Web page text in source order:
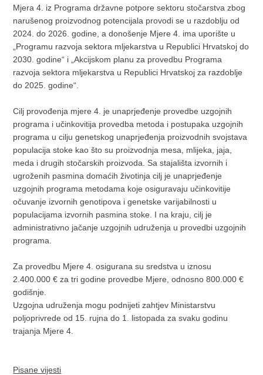
Mjera 4. iz Programa državne potpore sektoru stočarstva zbog
narušenog proizvodnog potencijala provodi se u razdoblju od
2024. do 2026. godine, a donošenje Mjere 4. ima uporište u
„Programu razvoja sektora mljekarstva u Republici Hrvatskoj do
2030. godine“ i „Akcijskom planu za provedbu Programa
razvoja sektora mljekarstva u Republici Hrvatskoj za razdoblje
do 2025. godine“.
Cilj provođenja mjere 4. je unaprjeđenje provedbe uzgojnih
programa i učinkovitija provedba metoda i postupaka uzgojnih
programa u cilju genetskog unaprjeđenja proizvodnih svojstava
populacija stoke kao što su proizvodnja mesa, mlijeka, jaja,
meda i drugih stočarskih proizvoda. Sa stajališta izvornih i
ugroženih pasmina domaćih životinja cilj je unaprjeđenje
uzgojnih programa metodama koje osiguravaju učinkovitije
očuvanje izvornih genotipova i genetske varijabilnosti u
populacijama izvornih pasmina stoke. I na kraju, cilj je
administrativno jačanje uzgojnih udruženja u provedbi uzgojnih
programa.
Za provedbu Mjere 4. osigurana su sredstva u iznosu
2.400.000 € za tri godine provedbe Mjere, odnosno 800.000 €
godišnje.
Uzgojna udruženja mogu podnijeti zahtjev Ministarstvu
poljoprivrede od 15. rujna do 1. listopada za svaku godinu
trajanja Mjere 4.
Pisane vijesti